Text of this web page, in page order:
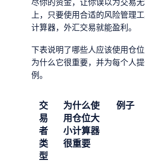
尽你的资金，让你误以为交易
上，只要使用合适的风险管理
计算器，外汇交易就能盈利。
下表说明了哪些人应该使用仓位
为什么它很重要，并为每个人
例。
交
易
者
类
型
为什么使
用仓位大
小计算器
很重要
例子